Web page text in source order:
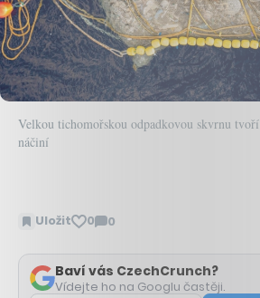
Velkou tichomořskou odpadkovou skvrnu
náčiní
Uložit 0 0
Zobrazit
Baví vás CzechCrunch?
Vídejte ho na Googlu častěji.